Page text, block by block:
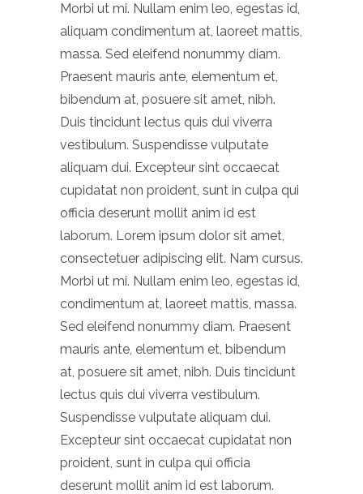
Morbi ut mi. Nullam enim leo, egestas id,
aliquam condimentum at, laoreet mattis,
massa. Sed eleifend nonummy diam.
Praesent mauris ante, elementum et,
bibendum at, posuere sit amet, nibh.
Duis tincidunt lectus quis dui viverra
vestibulum. Suspendisse vulputate
aliquam dui. Excepteur sint occaecat
cupidatat non proident, sunt in culpa qui
officia deserunt mollit anim id est
laborum. Lorem ipsum dolor sit amet,
consectetuer adipiscing elit. Nam cursus.
Morbi ut mi. Nullam enim leo, egestas id,
condimentum at, laoreet mattis, massa.
Sed eleifend nonummy diam. Praesent
mauris ante, elementum et, bibendum
at, posuere sit amet, nibh. Duis tincidunt
lectus quis dui viverra vestibulum.
Suspendisse vulputate aliquam dui.
Excepteur sint occaecat cupidatat non
proident, sunt in culpa qui officia
deserunt mollit anim id est laborum.